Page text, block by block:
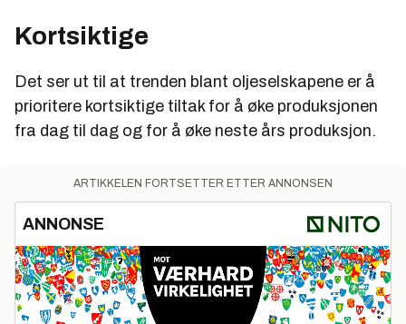
Kortsiktige
Det ser ut til at trenden blant oljeselskapene er å
prioritere kortsiktige tiltak for å øke produksjonen
fra dag til dag og for å øke neste års produksjon.
ARTIKKELEN FORTSETTER ETTER ANNONSEN
ANNONSE